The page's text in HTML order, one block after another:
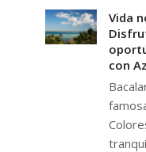
Vida
con